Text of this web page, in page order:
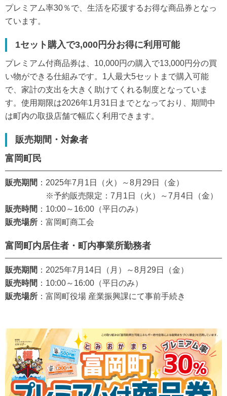
プレミアム率30％で、生活を応援するお得な商品券となっ
ています。
1セット購入で3,000円分お得に利用可能
プレミアム付商品券は、10,000円の購入で13,000円分の買
い物ができる仕組みです。1人最大5セットまで購入可能
で、家計の支出を大きく助けてくれる制度となっていま
す。使用期限は2026年1月31日までとなっており、期間中
は町内の取扱店舗で幅広く利用できます。
販売期間・対象者
富岡町民
販売期間 ：2025年7月1日（火）～8月29日（金）
※予約販売限定：7月1日（火）～7月4日（金）
販売時間 ：10:00～16:00（平日のみ）
販売場所 ：富岡町商工会
富岡町内居住者・町内事業所勤務者
販売期間 ：2025年7月14日（月）～8月29日（金）
販売時間 ：10:00～16:00（平日のみ）
販売場所 ：富岡町役場 産業振興課にて事前手続き